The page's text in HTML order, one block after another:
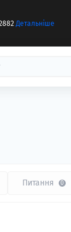
Детальніше
Питання 0